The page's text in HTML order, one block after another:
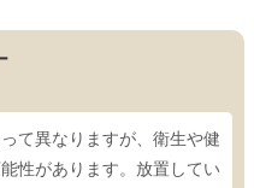
て異なりますが、衛生や健
性があります。放置してい